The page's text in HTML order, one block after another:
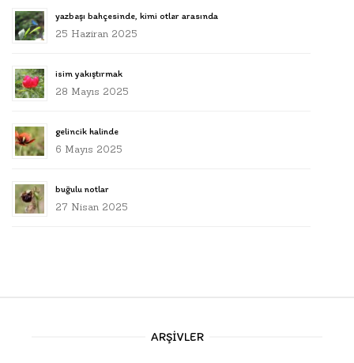
yazbaşı bahçesinde, kimi otlar arasında
25 Haziran 2025
isim yakıştırmak
28 Mayıs 2025
gelincik halinde
6 Mayıs 2025
buğulu notlar
27 Nisan 2025
ARŞIVLER